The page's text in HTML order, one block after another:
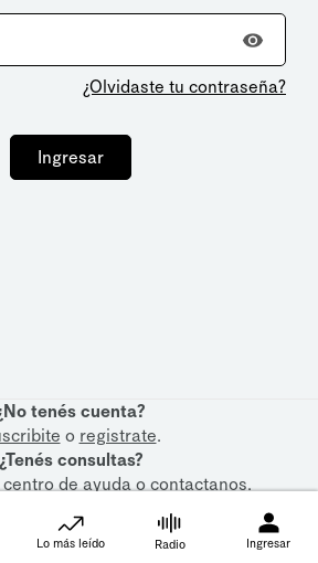
¿Olvidaste tu contraseña?
Ingresar
tenés cuenta?
o registrate.
¿Tenés consultas?
centro de ayudaocontactanos.
Lo más leído Radio Ingresar